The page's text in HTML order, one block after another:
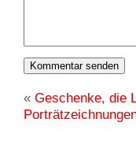
« Geschenke, die